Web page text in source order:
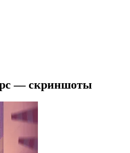
— скриншоты